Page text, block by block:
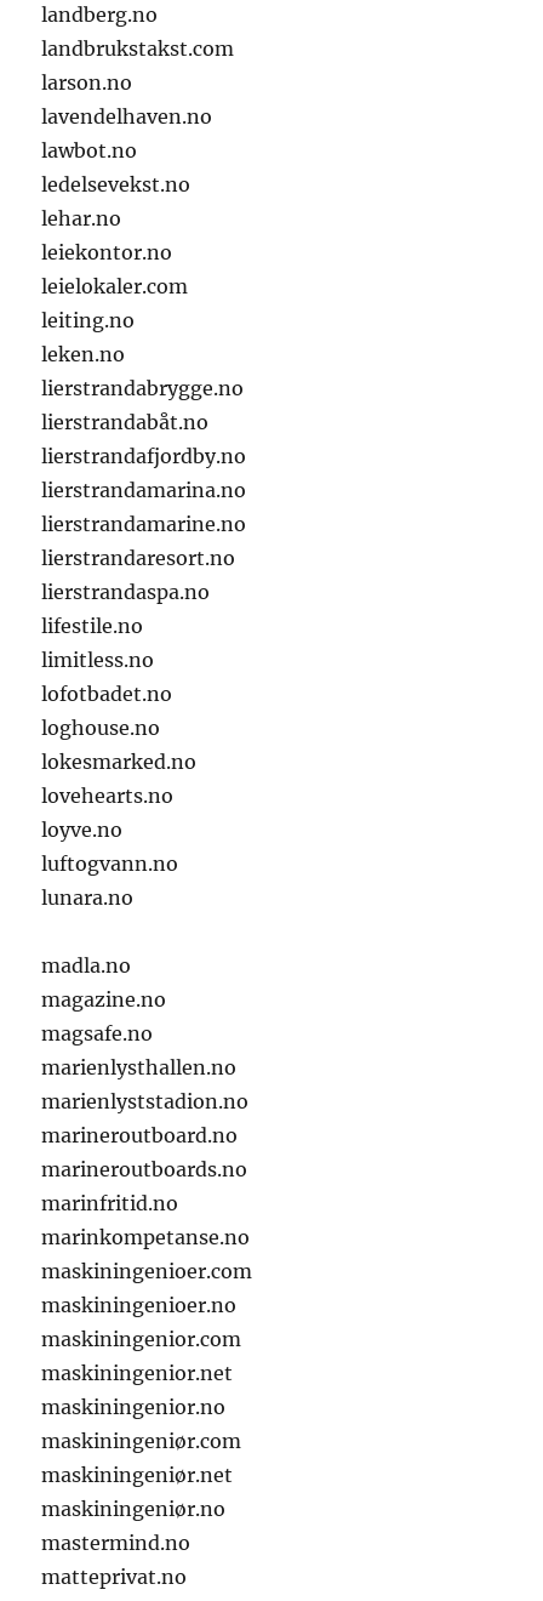
landberg.no
landbrukstakst.com
larson.no
lavendelhaven.no
lawbot.no
ledelsevekst.no
lehar.no
leiekontor.no
leielokaler.com
leiting.no
leken.no
lierstrandabrygge.no
lierstrandabåt.no
lierstrandafjordby.no
lierstrandamarina.no
lierstrandamarine.no
lierstrandaresort.no
lierstrandaspa.no
lifestile.no
limitless.no
lofotbadet.no
loghouse.no
lokesmarked.no
lovehearts.no
loyve.no
luftogvann.no
lunara.no
madla.no
magazine.no
magsafe.no
marienlysthallen.no
marienlyststadion.no
marineroutboard.no
marineroutboards.no
marinfritid.no
marinkompetanse.no
maskiningenioer.com
maskiningenioer.no
maskiningenior.com
maskiningenior.net
maskiningenior.no
maskiningeniør.com
maskiningeniør.net
maskiningeniør.no
mastermind.no
matteprivat.no